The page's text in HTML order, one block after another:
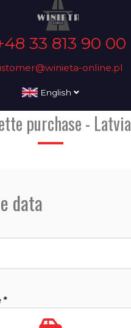
33 813 90 00
online.pl
English
purchase - Latvia
data
*